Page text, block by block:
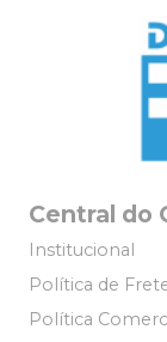
Central do
Institucional
Política de
Política